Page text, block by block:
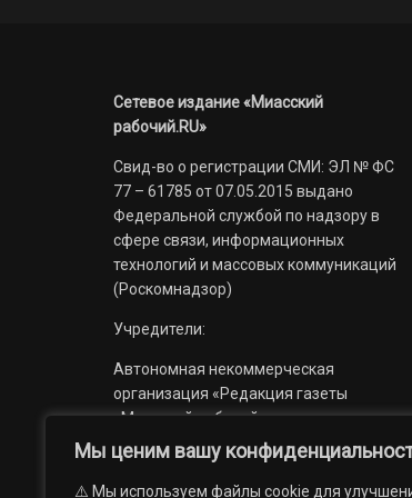
Мы ценим вашу
⚠️ Мы используем файлы cookie для
Сетевое издание «Миасский
рабочий.RU»
Свид-во о регистрации СМИ: ЭЛ № ФС
77 – 61785 от 07.05.2015 выдано
Федеральной службой по надзору в
сфере связи, информационных
технологий и массовых коммуникаций
(Роскомнадзор)
Учредители:
Автономная некоммерческая
организация «Редакция газеты
«Миасский рабочий»;
Областное государственное
учреждение «Издательский дом